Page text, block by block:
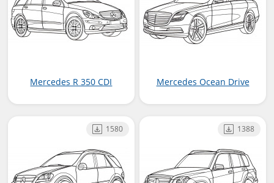
Mercedes R 350 CDI Mercedes Ocean Drive
1580 1388